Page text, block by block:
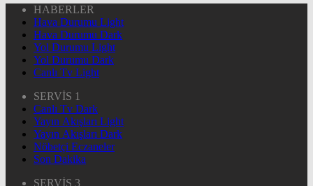
HABERLER
Hava Durumu Light
Hava Durumu Dark
Yol Durumu Light
Yol Durumu Dark
Canlı Tv Light
SERVİS 1
Canlı Tv Dark
Yayın Akışları Light
Yayın Akışları Dark
Nöbetçi Eczaneler
Son Dakika
SERVİS 3